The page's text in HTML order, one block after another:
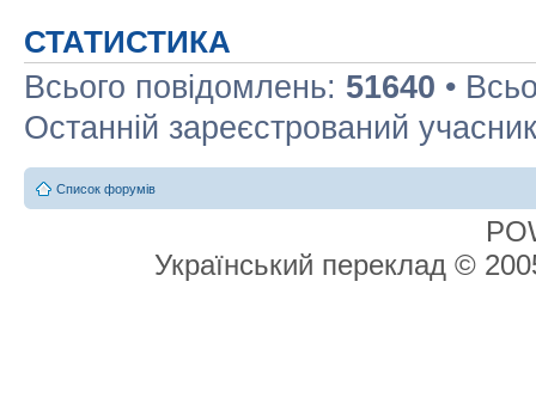
СТАТИСТИКА
Всього повідомлень: 51640 •
Останній зареєстрований
Список форумів
Український переклад ©